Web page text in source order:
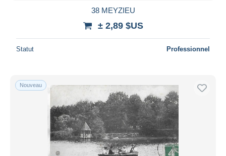
38 MEYZIEU
± 2,89 $US
Statut Professionnel
Nouveau